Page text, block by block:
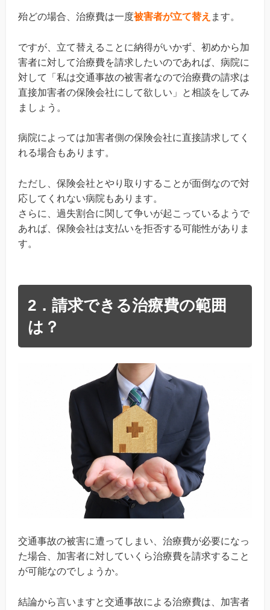
殆どの場合、治療費は一度被害者が立て替え ます。
ですが、立て替えることに納得がいかず、初めから加
害者に対して治療費を請求したいのであれば、病院に
対して「私は交通事故の被害者なので治療費の請求は
直接加害者の保険会社にして欲しい」と相談をしてみ
ましょう。
病院によっては加害者側の保険会社に直接請求してく
れる場合もあります。
ただし、保険会社とやり取りすることが面倒なので対
応してくれない病院もあります。
さらに、過失割合に関して争いが起こっているようで
あれば、保険会社は支払いを拒否する可能性がありま
す。
2．請求できる治療費の範囲
は？
交通事故の被害に遭ってしまい、治療費が必要になっ
た場合、加害者に対していくら治療費を請求すること
が可能なのでしょうか。
結論から言いますと交通事故による治療費は、加害者